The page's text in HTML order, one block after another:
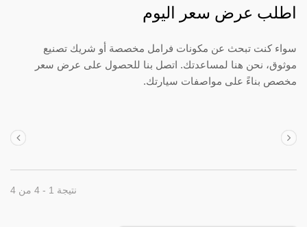
اطلب عرض سعر اليوم
سواء كنت تبحث عن مكونات فرامل مخصصة أو شريك تصنيع
موثوق، نحن هنا لمساعدتك. اتصل بنا للحصول على عرض سعر
مخصص بناءً على مواصفات سيارتك.
نتيجة 1 - 4 من 4